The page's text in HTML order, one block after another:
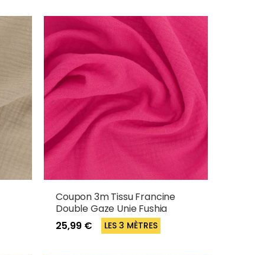
Coupon 3m Tissu Francine
Double Gaze Unie Fushia
25,99 €
LES 3 MÈTRES